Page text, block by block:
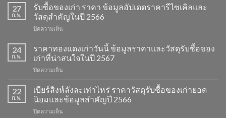
ราคา
ของ
เก่า
วัน
ข้อมูล
ราคา
วัสดุ
ที่
ควร
27
ก.พ.
รับซื้อของเก่า ราคา ข้อมูลอัปเดตราคารีไซเคิลและ
วัสดุสำคัญในปี 2566
ปิดความเห็น
ของ
เก่า
ราคา
อัปเดต
ราคา
รีไซเคิล
และ
24
ก.พ.
ราคาทองแดงเก่าวันนี้ ข้อมูลราคาและวัสดุรับซื้อของ
เก่าที่น่าสนใจในปี 2567
ปิดความเห็น
ทองแดง
เก่า
วัน
นี้
22
ก.พ.
เบียร์สิงห์ลังละเท่าไหร่ ราคาวัสดุรับซื้อของเก่ายอด
นิยมและข้อมูลสำคัญปี 2566
ปิดความเห็น